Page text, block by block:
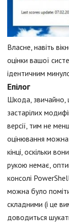
Власне, навіть
оцінки вашої
ідентичним
Епілог
Шкода, звичайно,
застарілих
версії, тим не
оцінювання
кінці, оскільки
рукою немає,
консолі
можна було
складними (і це
доводиться